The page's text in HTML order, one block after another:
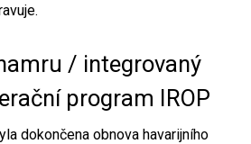
/ integrovaný
program IROP
dokončena obnova havarijního